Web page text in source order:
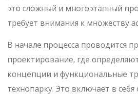
это сложный и многоэтапный
требует внимания к множеству
В начале процесса проводится
проектирование, где
концепции и функциональные
технопарку. Это включает в